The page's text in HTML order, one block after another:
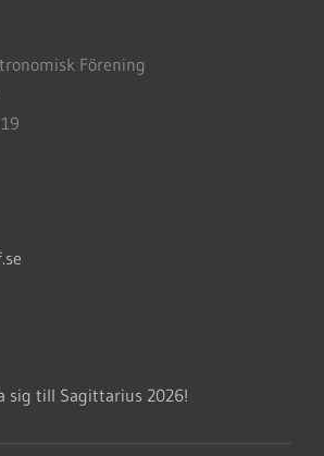
Förening
sig till Sagittarius 2026!